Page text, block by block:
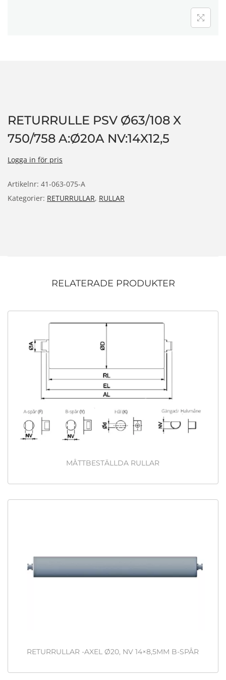
RETURRULLE PSV Ø63/108 X
750/758 A:Ø20A NV:14X12,5
Logga in för pris
Artikelnr: 41-063-075-A
Kategorier: RETURRULLAR, RULLAR
RELATERADE PRODUKTER
MÅTTBESTÄLLDA RULLAR
RETURRULLAR -AXEL Ø20, NV 14×8,5MM B-SPÅR